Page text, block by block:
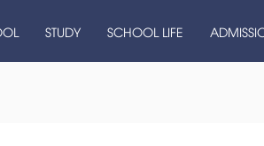
STUDY SCHOOL LIFE